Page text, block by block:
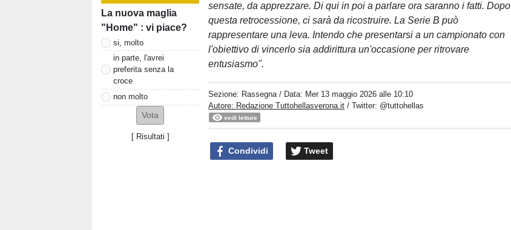
La nuova maglia
"Home" : vi piace?
si, molto
in parte, l'avrei
preferita senza la
croce
non molto
[ Risultati ]
sensate, da apprezzare. Di qui in poi a parlare ora saranno i fatti. Dopo
questa retrocessione, ci sarà da ricostruire. La Serie B può
rappresentare una leva. Intendo che presentarsi a un campionato con
l'obiettivo di vincerlo sia addirittura un'occasione per ritrovare
entusiasmo".
Sezione: Rassegna / Data: Mer 13 maggio 2026 alle 10:10
Autore: Redazione Tuttohellasverona.it / Twitter: @tuttohellas
vedi letture
Condividi Tweet